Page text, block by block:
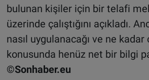
bulunan kişiler için bir telafi
üzerinde çalıştığını açıkladı.
nasıl uygulanacağı ve ne kadar
konusunda henüz net bir bilgi
©Sonhaber.eu